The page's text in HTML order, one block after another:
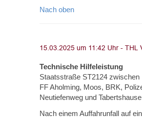
Nach oben
Technische Hilfeleistung
Staatsstraße ST2124
FF Aholming, Moos, BRK,
Neutiefenweg und
Nach einem Auffahrunfall auf